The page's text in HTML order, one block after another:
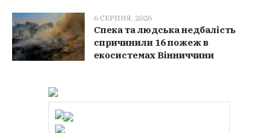
6 СЕРПНЯ, 2026
Спека та людська недбалість
спричинили 16 пожеж в
екосистемах Вінниччини